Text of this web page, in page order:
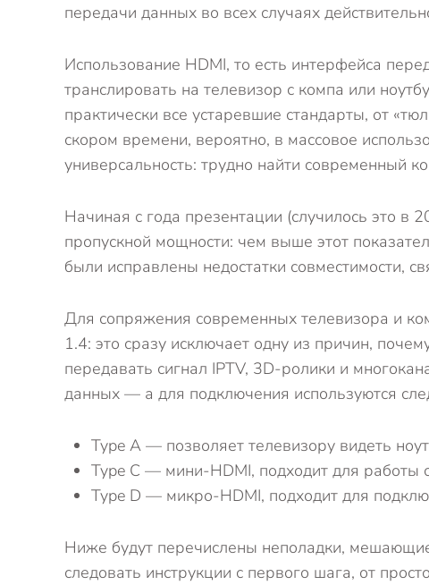
передачи данных во всех случаях
Использование HDMI, то есть интерфейса
транслировать на телевизор с компа или
практически все устаревшие стандарты, от
скором времени, вероятно, в массовое
универсальность: трудно найти современный
Начиная с года презентации (случилось это в
пропускной мощности: чем выше этот
были исправлены недостатки совместимости,
Для сопряжения современных телевизора и
1.4: это сразу исключает одну из причин,
передавать сигнал IPTV, 3D-ролики и
данных — а для подключения используются
Type A — позволяет телевизору видеть
Type C — мини-HDMI, подходит для работы
Type D — микро-HDMI, подходит для
Ниже будут перечислены неполадки,
следовать инструкции с первого шага, от